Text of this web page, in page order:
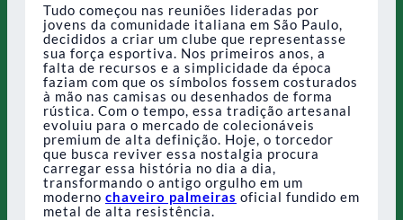
Tudo começou nas reuniões lideradas por
jovens da comunidade italiana em São Paulo,
decididos a criar um clube que representasse
sua força esportiva. Nos primeiros anos, a
falta de recursos e a simplicidade da época
faziam com que os símbolos fossem costurados
à mão nas camisas ou desenhados de forma
rústica. Com o tempo, essa tradição artesanal
evoluiu para o mercado de colecionáveis
premium de alta definição. Hoje, o torcedor
que busca reviver essa nostalgia procura
carregar essa história no dia a dia,
transformando o antigo orgulho em um
moderno chaveiro palmeiras oficial fundido em
metal de alta resistência.